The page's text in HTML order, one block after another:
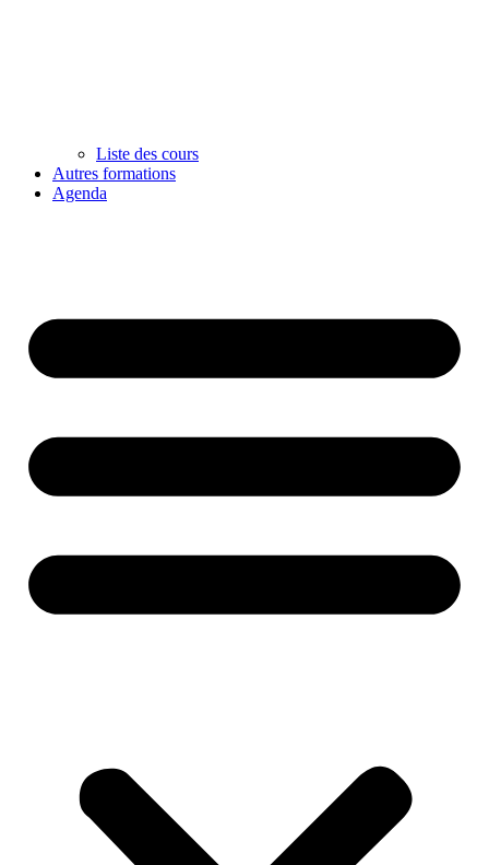
Liste des cours
Autres formations
Agenda